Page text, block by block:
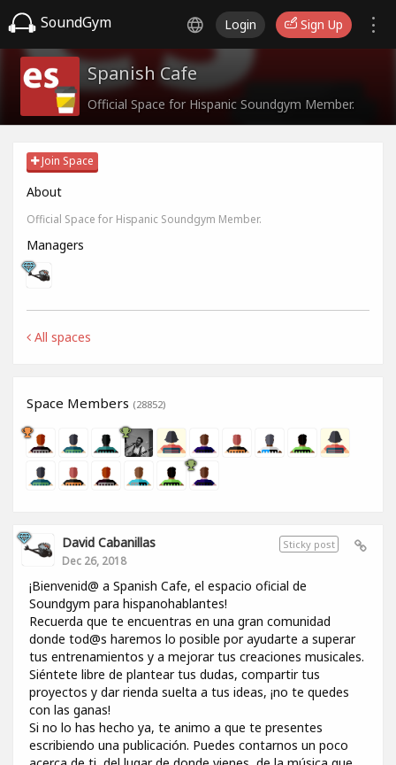
SoundGym Login Sign Up
Spanish Cafe
Official Space for Hispanic Soundgym Member.
Join Space
About
Official Space for Hispanic Soundgym Member.
Managers
All spaces
Space Members (28852)
Sticky post
David Cabanillas
Dec 26, 2018
¡Bienvenid@ a Spanish Cafe, el espacio oficial de
Soundgym para hispanohablantes!
Recuerda que te encuentras en una gran comunidad
donde tod@s haremos lo posible por ayudarte a superar
tus entrenamientos y a mejorar tus creaciones musicales.
Siéntete libre de plantear tus dudas, compartir tus
proyectos y dar rienda suelta a tus ideas, ¡no te quedes
con las ganas!
Si no lo has hecho ya, te animo a que te presentes
escribiendo una publicación. Puedes contarnos un poco